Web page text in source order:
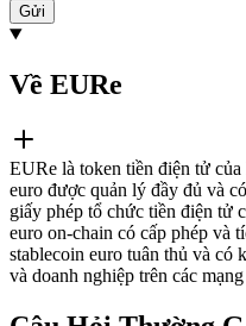
Gửi
Về EURe
EURe là token tiền điện tử
euro được quản lý đầy đủ và
giấy phép tổ chức tiền điện tử
euro on-chain có cấp phép và
stablecoin euro tuân thủ và có
và doanh nghiệp trên các